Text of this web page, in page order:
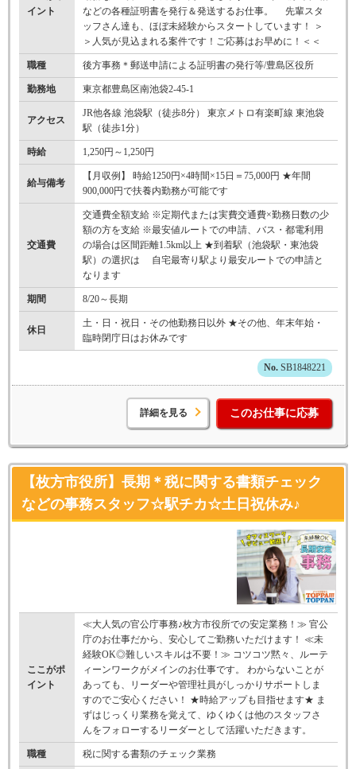
イント
などの各種証明書を発行＆発送するお仕事。 先輩スタ
ッフさん達も、ほぼ未経験からスタートしています！ ＞
＞人気が見込まれる案件です！ご応募はお早めに！＜＜
職種 後方事務＊郵送申請による証明書の発行等/豊島区役所
勤務地 東京都豊島区南池袋2-45-1
アクセス
JR他各線 池袋駅（徒歩8分） 東京メトロ有楽町線 東池袋
駅（徒歩1分）
時給 1,250円～1,250円
給与備考
【月収例】 時給1250円×4時間×15日＝75,000円 ★年間
900,000円で扶養内勤務が可能です
交通費
交通費全額支給 ※定期代または実費交通費×勤務日数の少
額の方を支給 ※最安値ルートでの申請、バス・都電利用
の場合は区間距離1.5km以上 ★到着駅（池袋駅・東池袋
駅）の選択は 自宅最寄り駅より最安ルートでの申請と
なります
期間 8/20～長期
休日
土・日・祝日・その他勤務日以外 ★その他、年末年始・
臨時閉庁日はお休みです
SB1848221
詳細を見る このお仕事に応募
【枚方市役所】長期＊税に関する書類チェック
などの事務スタッフ☆駅チカ☆土日祝休み♪
ここがポ
イント
≪大人気の官公庁事務♪枚方市役所での安定業務！≫ 官公
庁のお仕事だから、安心してご勤務いただけます！ ≪未
経験OK◎難しいスキルは不要！≫ コツコツ黙々、ルーテ
ィーンワークがメインのお仕事です。 わからないことが
あっても、リーダーや管理社員がしっかりサポートしま
すのでご安心ください！ ★時給アップも目指せます★ ま
ずはじっくり業務を覚えて、ゆくゆくは他のスタッフさ
んをフォローするリーダーとして活躍いただきます。
職種 税に関する書類のチェック業務